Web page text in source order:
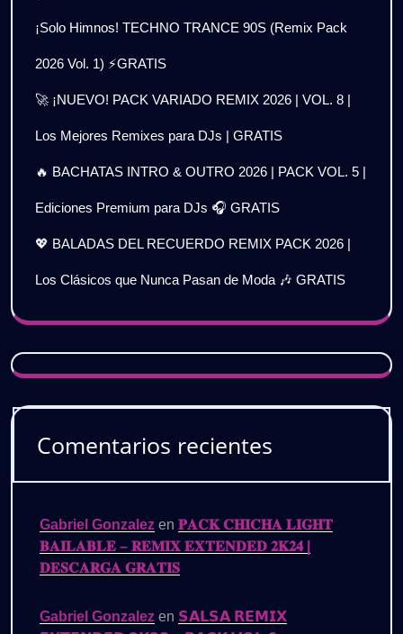
¡Solo Himnos! TECHNO TRANCE 90S (Remix Pack
2026 Vol. 1) ⚡GRATIS
🚀 ¡NUEVO! PACK VARIADO REMIX 2026 | VOL. 8 |
Los Mejores Remixes para DJs | GRATIS
🔥 BACHATAS INTRO & OUTRO 2026 | PACK VOL. 5 |
Ediciones Premium para DJs 🎧 GRATIS
💖 BALADAS DEL RECUERDO REMIX PACK 2026 |
Los Clásicos que Nunca Pasan de Moda 🎶 GRATIS
Comentarios recientes
Gabriel Gonzalez en 𝐏𝐀𝐂𝐊 𝐂𝐇𝐈𝐂𝐇𝐀 𝐋𝐈𝐆𝐇𝐓
𝐁𝐀𝐈𝐋𝐀𝐁𝐋𝐄 – 𝐑𝐄𝐌𝐈𝐗 𝐄𝐗𝐓𝐄𝐍𝐃𝐄𝐃 𝟐𝐊𝟐𝟒 |
𝐃𝐄𝐒𝐂𝐀𝐑𝐆𝐀 𝐆𝐑𝐀𝐓𝐈𝐒
Gabriel Gonzalez en 𝗦𝗔𝗟𝗦𝗔 𝗥𝗘𝗠𝗜𝗫